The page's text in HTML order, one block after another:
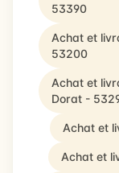
53390
Achat et
53200
Achat et
Dorat -
Achat et
Achat et